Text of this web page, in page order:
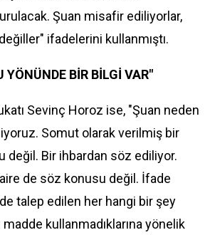
Şuan misafir ediliyorlar,
ifadelerini kullanmıştı.
YÖNÜNDE BİR BİLGİ VAR"
Sevinç Horoz ise, "Şuan neden
Somut olarak verilmiş bir
değil. Bir ihbardan söz ediliyor.
de söz konusu değil. İfade
talep edilen her hangi bir şey
kullanmadıklarına yönelik